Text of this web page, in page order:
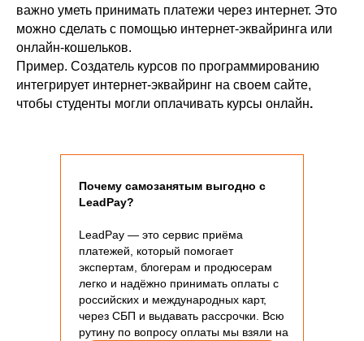
важно уметь принимать платежи через интернет. Это
можно сделать с помощью интернет-эквайринга или
онлайн-кошельков.
Пример. Создатель курсов по программированию
интегрирует интернет-эквайринг на своем сайте,
чтобы студенты могли оплачивать курсы онлайн.
Почему самозанятым выгодно с
LeadPay?
LeadPay — это сервис приёма
платежей, который помогает
экспертам, блогерам и продюсерам
легко и надёжно принимать оплаты с
российских и международных карт,
через СБП и выдавать рассрочки. Всю
рутину по вопросу оплаты мы взяли на